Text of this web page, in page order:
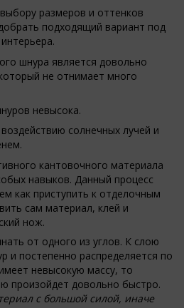
размеров и оттенков
подходящий вариант под
шнура является довольно
не отнимает много
невысока.
солнечных лучей и
кантовочного материала
навыков. Данный процесс
как приступить к отделочным
сам материал, клей и
нож.
от одного из углов. К слою
и постепенно распределяется по
невысокую массу, то
произойдет довольно быстро.
с большой силой, иначе